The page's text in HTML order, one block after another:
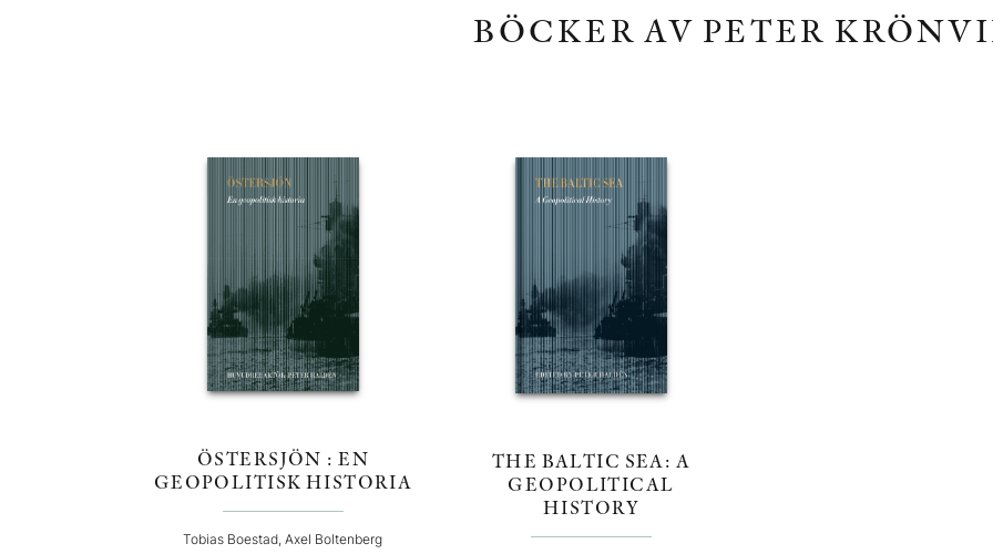
BÖCKER AV PETER
ÖSTERSJÖN : EN
GEOPOLITISK HISTORIA
Tobias Boestad, Axel Boltenberg
THE BALTIC SEA: A
GEOPOLITICAL
HISTORY